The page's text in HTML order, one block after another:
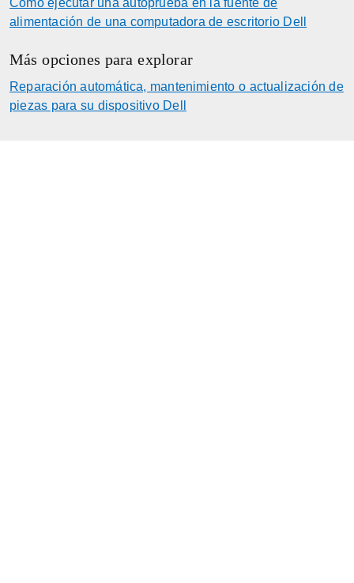
Cómo ejecutar una autoprueba en la fuente de
alimentación de una computadora de escritorio Dell
Más opciones para explorar
Reparación automática, mantenimiento o actualización de
piezas para su dispositivo Dell